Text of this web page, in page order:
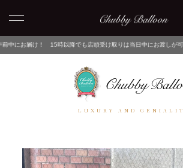
でも店頭受け取りは当日中にお渡しが可能！ ネットでご注
LUXURY AND